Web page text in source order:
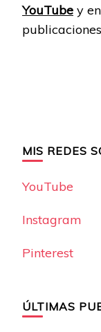
YouTube y
MIS REDES
YouTube
Instagram
Pinterest
ÚLTIMAS